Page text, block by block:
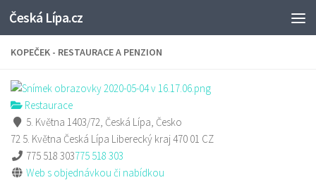
Skip to content
Česká Lípa.cz
KOPEČEK - RESTAURACE A PENZION
Restaurace
5. Května 1403/72, Česká Lípa, Česko
72 5. Května Česká Lípa Liberecký kraj470 01 CZ
775 518 303775 518 303
Web s objednávkou či nabídkou